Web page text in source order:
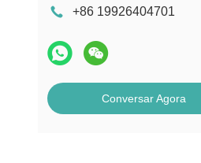
+86 19926404701
Conversar Agora